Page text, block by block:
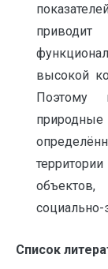
высокой
Поэтому
Список